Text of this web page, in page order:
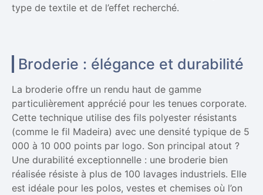
type de textile et de l’effet recherché.
Broderie : élégance et durabilité
La broderie offre un rendu haut de gamme
particulièrement apprécié pour les tenues corporate.
Cette technique utilise des fils polyester résistants
(comme le fil Madeira) avec une densité typique de 5
000 à 10 000 points par logo. Son principal atout ?
Une durabilité exceptionnelle : une broderie bien
réalisée résiste à plus de 100 lavages industriels. Elle
est idéale pour les polos, vestes et chemises où l’on